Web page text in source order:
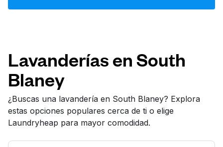
Síguenos en
Lavanderías en South
Blaney
¿Buscas una lavandería en South Blaney? Explora
estas opciones populares cerca de ti o elige
Laundryheap para mayor comodidad.